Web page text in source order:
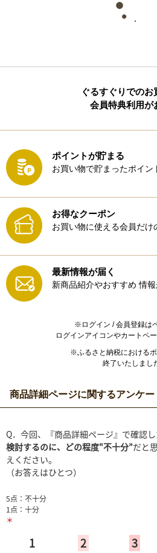
ぐるすぐりでのお
会員特典利用が
ポイントが貯まる
お買い物で貯まったポイ
お得なクーポン
お買い物に使える会員だ
最新情報が届く
新商品紹介やおすすめ 情報
※ログイン / 会員登録は
ログインアイコンやカートペ
※ふるさと納税における
終了いたしまし
商品詳細ページに関するアンケー